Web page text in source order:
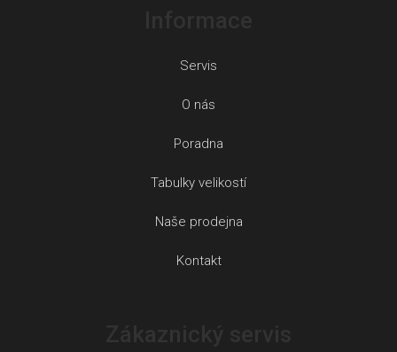
Servis
O nás
Poradna
Tabulky velikostí
Naše prodejna
Kontakt